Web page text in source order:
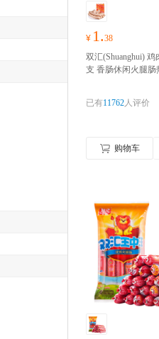
¥ 1.38
双汇(Shuanghui) 鸡
支 香肠休闲火腿肠
已有11762人评价
购物车